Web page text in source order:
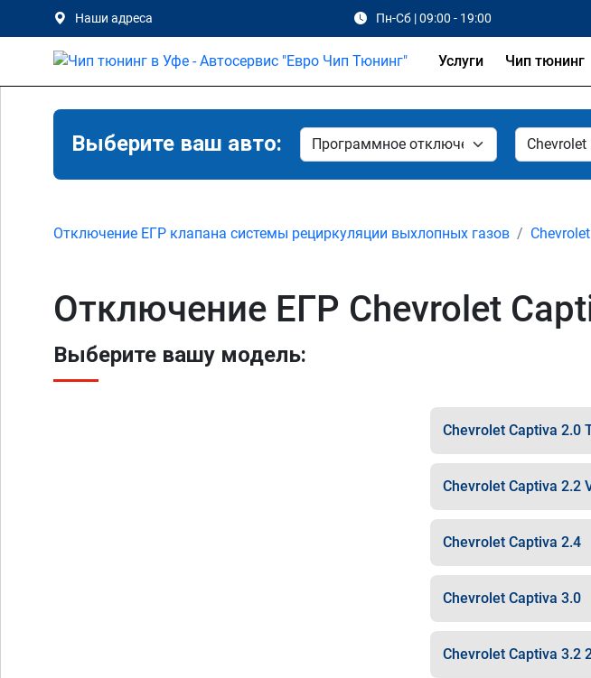
Наши адреса Пн-Сб | 09:00 - 19:00
Услуги Чип тюнинг
Выберите ваш авто:
Отключение ЕГР клапана системы рециркуляции выхлопных газов Chevrolet
Отключение ЕГР Chevrolet
Выберите вашу модель:
Chevrolet Captiva 2.0
Chevrolet Captiva 2.2
Chevrolet Captiva 2.4
Chevrolet Captiva 3.0
Chevrolet Captiva 3.2